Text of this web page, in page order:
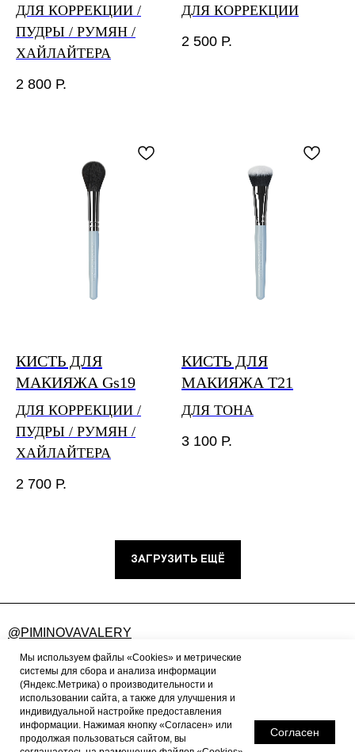
Мы используем файлы «Cookies» и метрические
системы для сбора и анализа информации
(Яндекс.Метрика) о производительности и
использовании сайта, а также для улучшения и
индивидуальной настройке предоставления
информации. Нажимая кнопку «Согласен» или
продолжая пользоваться сайтом, вы
Согласен
ДЛЯ КОРРЕКЦИИ /
ПУДРЫ / РУМЯН /
ХАЙЛАЙТЕРА
2 800 Р.
ДЛЯ КОРРЕКЦИИ
2 500 Р.
КИСТЬ ДЛЯ
МАКИЯЖА Gs19
ДЛЯ КОРРЕКЦИИ /
ПУДРЫ / РУМЯН /
ХАЙЛАЙТЕРА
2 700 Р.
КИСТЬ ДЛЯ
МАКИЯЖА T21
ДЛЯ ТОНА
3 100 Р.
ЗАГРУЗИТЬ ЕЩЁ
@PIMINOVAVALERY
FEEDBACK@PIMINOVAVALERY.RU
ПУБЛИЧНАЯ ОФЕРТА
ПОЛИТИКА КОНФИДЕНЦИАЛЬНОСТИ